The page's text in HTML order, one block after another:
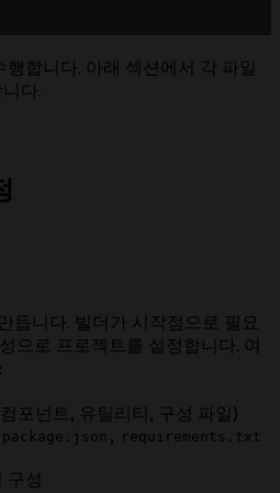
합니다. 아래 섹션에서 각 파일
다.
듭니다. 빌더가 시작점으로 필요
으로 프로젝트를 설정합니다. 여
포넌트, 유틸리티, 구성 파일)
package.json , requirements.txt
구성